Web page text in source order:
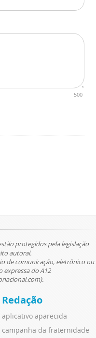
500
protegidos pela legislação
autoral.
de comunicação, eletrônico ou
expressa do A12
Redação
aplicativo aparecida
campanha da fraternidade